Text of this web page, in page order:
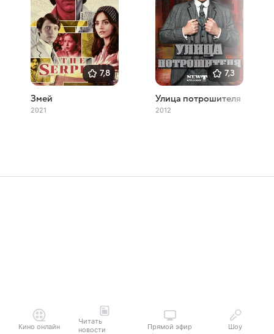
7,8
Змей
2021
7,3
Улица потрошителя
2012
Кино онлайн
Читать
новости
Прямой эфир Шоу